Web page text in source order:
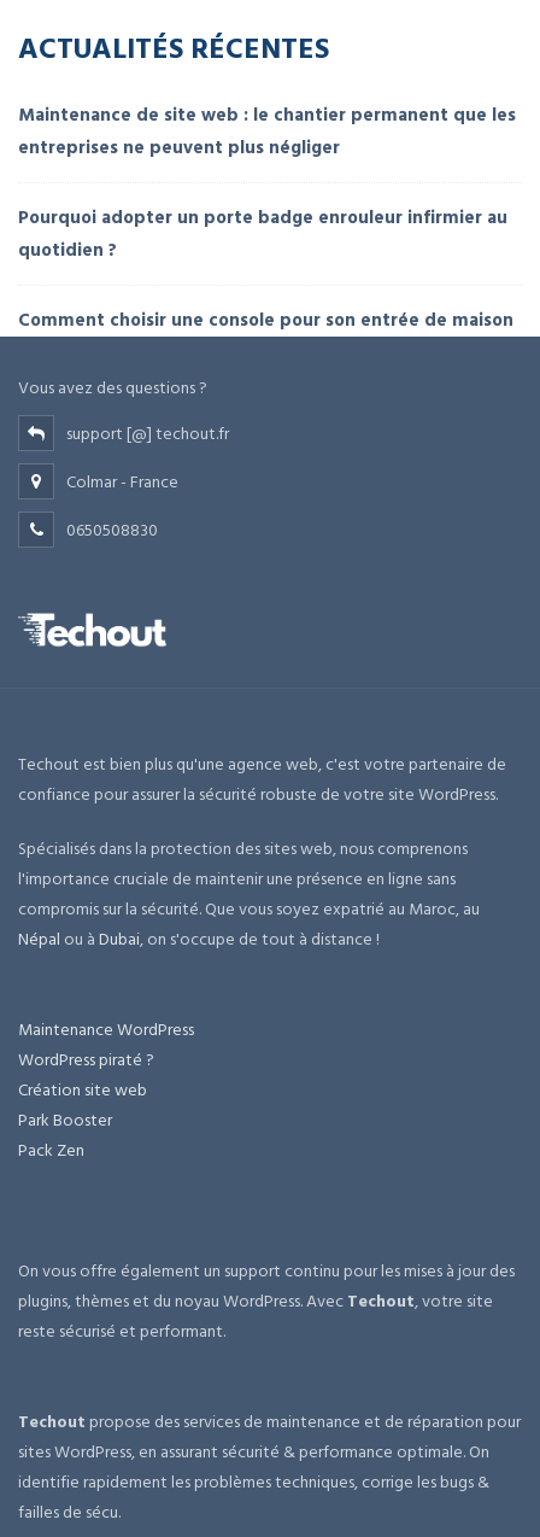
ACTUALITÉS RÉCENTES
Maintenance de site web : le chantier permanent que les
entreprises ne peuvent plus négliger
Pourquoi adopter un porte badge enrouleur infirmier au
quotidien ?
Comment choisir une console pour son entrée de maison
Vous avez des questions ?
support [@] techout.fr
Colmar - France
0650508830
Techout est bien plus qu'une agence web, c'est votre partenaire de
confiance pour assurer la sécurité robuste de votre site WordPress.
Spécialisés dans la protection des sites web, nous comprenons
l'importance cruciale de maintenir une présence en ligne sans
compromis sur la sécurité. Que vous soyez expatrié au Maroc, au
Népal ou àDubai, on s'occupe de tout à distance !
Maintenance WordPress
WordPress piraté ?
Création site web
Park Booster
Pack Zen
On vous offre également un support continu pour les mises à jour des
plugins, thèmes et du noyau WordPress. AvecTechout, votre site
reste sécurisé et performant.
Techout propose des services de maintenance et de réparation pour
sites WordPress, en assurant sécurité & performance optimale. On
identifie rapidement les problèmes techniques, corrige les bugs &
failles de sécu.